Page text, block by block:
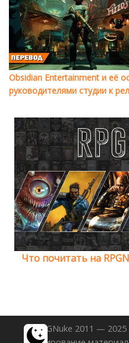
Obsidian Entertainment и её
руководителями студии к
Что почитать на
© RPGNuke 2011 —